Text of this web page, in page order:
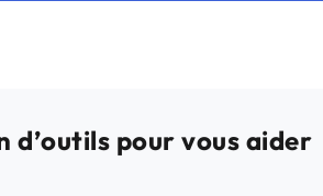
d’outils pour vous aider